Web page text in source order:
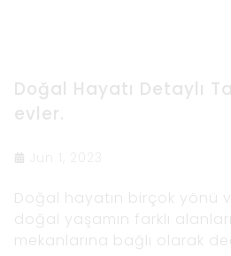
Doğal Hayatı Detaylı
evler.
Doğal hayatın birçok yönü
doğal yaşamın farklı
mekanlarına bağlı olarak